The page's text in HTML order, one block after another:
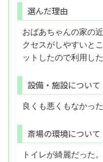
選んだ理由
おばあちゃんの家の
クセスがしやすいと
ットしたので利用した
設備・施設について
良くも悪くもなかっ
斎場の環境について
トイレが綺麗だった。